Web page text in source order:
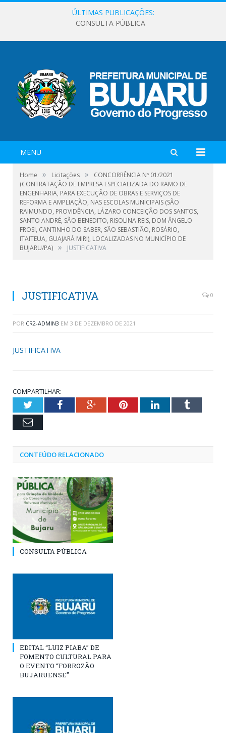
ÚLTIMAS PUBLICAÇÕES:
CONSULTA PÚBLICA
MENU
Home » Licitações »
CONCORRÊNCIA Nº 01/2021
(CONTRATAÇÃO DE EMPRESA ESPECIALIZADA DO RAMO DE
ENGENHARIA, PARA EXECUÇÃO DE OBRAS E SERVIÇOS DE
REFORMA E AMPLIAÇÃO, NAS ESCOLAS MUNICIPAIS (SÃO
RAIMUNDO, PROVIDÊNCIA, LÁZARO CONCEIÇÃO DOS SANTOS,
SANTO ANDRÉ, SÃO BENEDITO, RISOLINA REIS, DOM ÂNGELO
FROSI, CANTINHO DO SABER, SÃO SEBASTIÃO, ROSÁRIO,
ITAITEUA, GUAJARÁ MIRI), LOCALIZADAS NO MUNICÍPIO DE
BUJARU/PA) » JUSTIFICATIVA
JUSTIFICATIVA 0
POR CR2-ADMIN3 EM 3 DE DEZEMBRO DE 2021
JUSTIFICATIVA
COMPARTILHAR:
TwitterFacebookGoogle+PinterestLinkedInTumblr
Email
CONTEÚDO RELACIONADO
CONSULTA PÚBLICA
EDITAL “LUIZ PIABA” DE
FOMENTO CULTURAL PARA
O EVENTO “FORROZÃO
BUJARUENSE”